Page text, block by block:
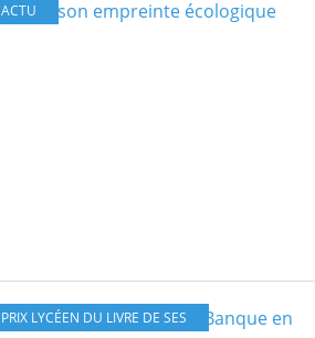
ACTU
PRIX LYCÉEN DU LIVRE DE SES